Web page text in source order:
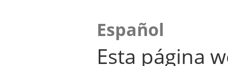
Español
Esta página